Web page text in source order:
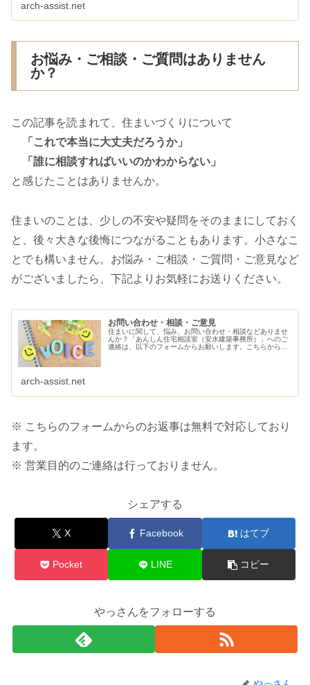
arch-assist.net
お悩み・ご相談・ご質問はありません
か？
この記事を読まれて、住まいづくりについて
「これで本当に大丈夫だろうか」
「誰に相談すればいいのかわからない」
と感じたことはありませんか。
住まいのことは、少しの不安や疑問をそのままにしておく
と、後々大きな後悔につながることもあります。小さなこ
とでも構いません。お悩み・ご相談・ご質問・ご意見など
がございましたら、下記よりお気軽にお送りください。
お問い合わせ・相談・ご意見
住まいに関して、悩み、お問い合わせ・相談などありませ
んか？「あんしん住宅相談室（安水建築事務所）」へのご
連絡は、以下のフォームからお願いします。こちらから、
arch-assist.net
※ こちらのフォームからのお返事は無料で対応しており
ます。
※ 営業目的のご連絡は行っておりません。
シェアする
X Facebook はてブ
Pocket LINE コピー
やっさんをフォローする